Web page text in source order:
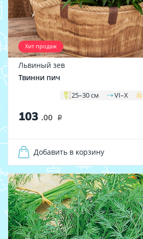
Хит продаж
Львиный зев
Твинни пич
25–30 см VI–X
103 .00 i
Добавить в корзину